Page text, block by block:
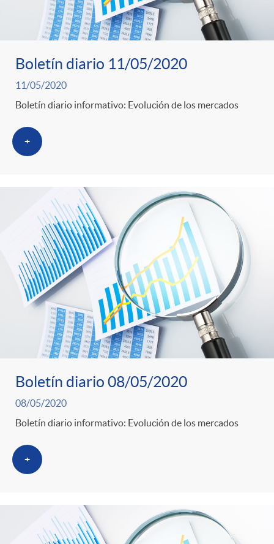
Boletín diario 11/05/2020
11/05/2020
Boletín diario informativo: Evolución de los mercados
+
Boletín diario 08/05/2020
08/05/2020
Boletín diario informativo: Evolución de los mercados
+